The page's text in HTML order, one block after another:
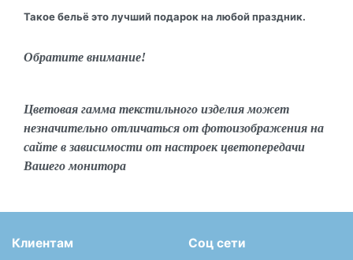
Такое бельё это лучший подарок на любой праздник.
Обратите внимание!
Цветовая гамма текстильного изделия может
незначительно отличаться от фотоизображения на
сайте в зависимости от настроек цветопередачи
Вашего монитора
Клиентам Соц сети